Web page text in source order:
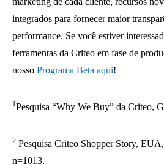
integrados para fornecer maior
performance. Se você estiver
ferramentas da Criteo em fase de
nosso Programa Beta aqui!
1Pesquisa “Why We Buy” da Criteo,
2 Pesquisa Criteo Shopper Story,
n=1013.